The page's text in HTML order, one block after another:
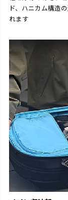
ド、ハニカム構造
れます